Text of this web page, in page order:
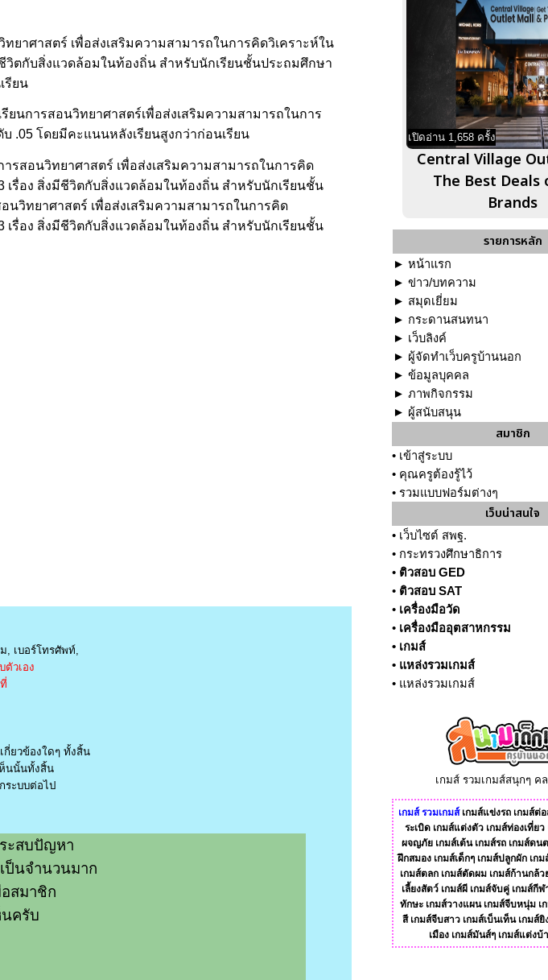
ยาศาสตร์ เพื่อส่งเสริมความสามารถในการคิดวิเคราะห์ใน
วิตกับสิ่งแวดล้อมในท้องถิ่น สำหรับนักเรียนชั้นประถมศึกษา
รียน
ยนการสอนวิทยาศาสตร์เพื่อส่งเสริมความสามารถในการ
.05 โดยมีคะแนนหลังเรียนสูงกว่าก่อนเรียน
รสอนวิทยาศาสตร์ เพื่อส่งเสริมความสามารถในการคิด
เรื่อง สิ่งมีชีวิตกับสิ่งแวดล้อมในท้องถิ่น สำหรับนักเรียนชั้น
นวิทยาศาสตร์ เพื่อส่งเสริมความสามารถในการคิด
เรื่อง สิ่งมีชีวิตกับสิ่งแวดล้อมในท้องถิ่น สำหรับนักเรียนชั้น
, เบอร์โทรศัพท์,
วเอง
กี่ยวข้องใดๆ ทั้งสิ้น
นนั้นทั้งสิ้น
ระบบต่อไป
ะสบปัญหา
ป็นจำนวนมาก
สมาชิก
ครับ
เปิดอ่าน 1,658 ครั้ง
Central Village
The Best Deals
Brands
รายการหลัก
► หน้าแรก
► ข่าว/บทความ
► สมุดเยี่ยม
► กระดานสนทนา
► เว็บลิงค์
► ผู้จัดทำเว็บครูบ้านนอก
► ข้อมูลบุคคล
► ภาพกิจกรรม
► ผู้สนับสนุน
สมาชิก
• เข้าสู่ระบบ
• คุณครูต้องรู้ไว้
• รวมแบบฟอร์มต่างๆ
เว็บน่าสนใจ
• เว็บไซต์ สพฐ.
• กระทรวงศึกษาธิการ
• ติวสอบ GED
• ติวสอบ SAT
• เครื่องมือวัด
• เครื่องมืออุตสาหกรรม
• เกมส์
• แหล่งรวมเกมส์
• แหล่งรวมเกมส์
เกมส์ รวมเกมส์สนุกๆ ค
เกมส์ รวมเกมส์ เกมส์แข่งรถ เกมส์ต่อ
ระเบิด เกมส์แต่งตัว เกมส์ท่องเที่ยว
ผจญภัย เกมส์เต้น เกมส์รถ เกมส์ดน
ฝึกสมอง เกมส์เด็กๆ เกมส์ปลูกผัก เก
เกมส์ตลก เกมส์ตัดผม เกมส์ก้านกล้ว
เลี้ยงสัตว์ เกมส์ผี เกมส์จับคู่ เกมส์กีฬ
ทักษะ เกมส์วางแผน เกมส์จีบหนุ่ม เ
สี เกมส์จีบสาว เกมส์เบ็นเท็น เกมส์ยิ
เมือง เกมส์มันส์ๆ เกมส์แต่งบ้